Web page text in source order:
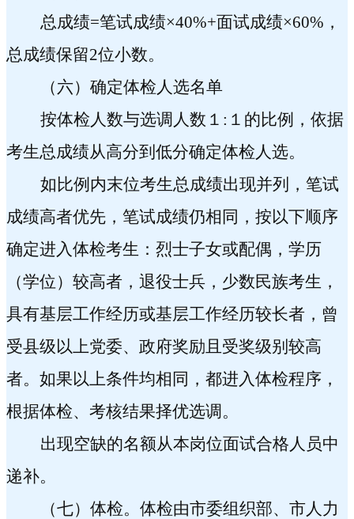
总成绩=笔试成绩×40%+面试成绩×60% ，
总成绩保留2位小数。
（六）确定体检人选名单
按体检人数与选调人数１ : １的比例，依据
考生总成绩从高分到低分确定体检人选。
如比例内末位考生总成绩出现并列，笔试
成绩高者优先，笔试成绩仍相同，按以下顺序
确定进入体检考生：烈士子女或配偶，学历
（学位）较高者，退役士兵，少数民族考生，
具有基层工作经历或基层工作经历较长者，曾
受县级以上党委、政府奖励且受奖级别较高
者。如果以上条件均相同，都进入体检程序，
根据体检、考核结果择优选调。
出现空缺的名额从本岗位面试合格人员中
递补。
（七）体检。 体检由市委组织部、市人力